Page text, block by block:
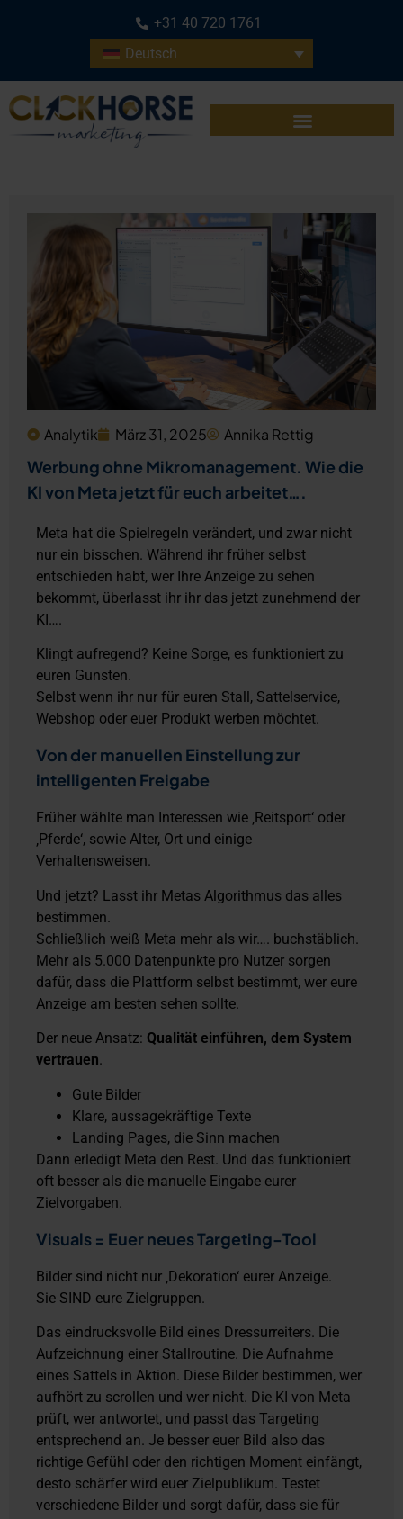
+31 40 720 1761
Deutsch
Analytik März 31, 2025 Annika Rettig
Werbung ohne Mikromanagement. Wie die
KI von Meta jetzt für euch arbeitet….
Meta hat die Spielregeln verändert, und zwar nicht
nur ein bisschen. Während ihr früher selbst
entschieden habt, wer Ihre Anzeige zu sehen
bekommt, überlasst ihr ihr das jetzt zunehmend der
KI….
Klingt aufregend? Keine Sorge, es funktioniert zu
euren Gunsten.
Selbst wenn ihr nur für euren Stall, Sattelservice,
Webshop oder euer Produkt werben möchtet.
Von der manuellen Einstellung zur
intelligenten Freigabe
Früher wählte man Interessen wie ‚Reitsport‘ oder
‚Pferde‘, sowie Alter, Ort und einige
Verhaltensweisen.
Und jetzt? Lasst ihr Metas Algorithmus das alles
bestimmen.
Schließlich weiß Meta mehr als wir…. buchstäblich.
Mehr als 5.000 Datenpunkte pro Nutzer sorgen
dafür, dass die Plattform selbst bestimmt, wer eure
Anzeige am besten sehen sollte.
Der neue Ansatz: Qualität einführen, dem System
vertrauen.
Gute Bilder
Klare, aussagekräftige Texte
Landing Pages, die Sinn machen
Dann erledigt Meta den Rest. Und das funktioniert
oft besser als die manuelle Eingabe eurer
Zielvorgaben.
Visuals = Euer neues Targeting-Tool
Bilder sind nicht nur ‚Dekoration‘ eurer Anzeige.
Sie SIND eure Zielgruppen.
Das eindrucksvolle Bild eines Dressurreiters. Die
Aufzeichnung einer Stallroutine. Die Aufnahme
eines Sattels in Aktion. Diese Bilder bestimmen, wer
aufhört zu scrollen und wer nicht. Die KI von Meta
prüft, wer antwortet, und passt das Targeting
entsprechend an. Je besser euer Bild also das
richtige Gefühl oder den richtigen Moment einfängt,
desto schärfer wird euer Zielpublikum. Testet
verschiedene Bilder und sorgt dafür, dass sie für